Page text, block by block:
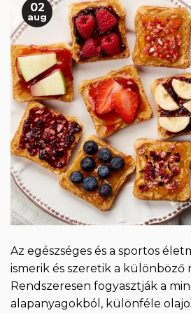
02
aug
Az egészséges és a sportos
ismerik és szeretik a különböző
Rendszeresen fogyasztják a
alapanyagokból, különféle